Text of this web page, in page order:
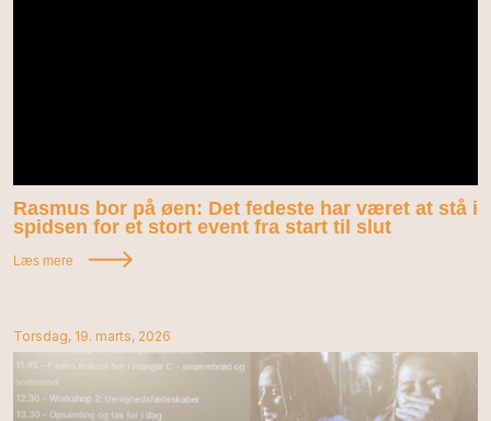
Rasmus bor på øen: Det fedeste har været at stå i
spidsen for et stort event fra start til slut
Læs mere
Torsdag, 19. marts, 2026